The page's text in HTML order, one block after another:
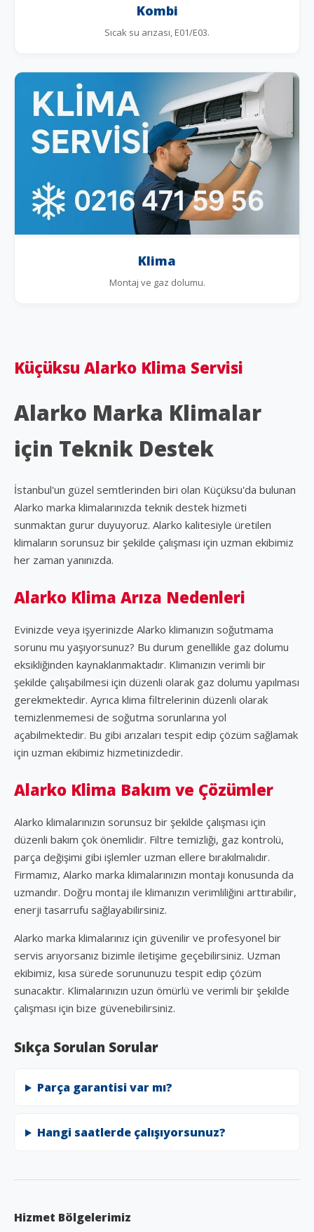
Kombi
Sıcak su arızası, E01/E03.
Klima
Montaj ve gaz dolumu.
Küçüksu Alarko Klima Servisi
Alarko Marka Klimalar
için Teknik Destek
İstanbul'un güzel semtlerinden biri olan Küçüksu'da bulunan
Alarko marka klimalarınızda teknik destek hizmeti
sunmaktan gurur duyuyoruz. Alarko kalitesiyle üretilen
klimaların sorunsuz bir şekilde çalışması için uzman ekibimiz
her zaman yanınızda.
Alarko Klima Arıza Nedenleri
Evinizde veya işyerinizde Alarko klimanızın soğutmama
sorunu mu yaşıyorsunuz? Bu durum genellikle gaz dolumu
eksikliğinden kaynaklanmaktadır. Klimanızın verimli bir
şekilde çalışabilmesi için düzenli olarak gaz dolumu yapılması
gerekmektedir. Ayrıca klima filtrelerinin düzenli olarak
temizlenmemesi de soğutma sorunlarına yol
açabilmektedir. Bu gibi arızaları tespit edip çözüm sağlamak
için uzman ekibimiz hizmetinizdedir.
Alarko Klima Bakım ve Çözümler
Alarko klimalarınızın sorunsuz bir şekilde çalışması için
düzenli bakım çok önemlidir. Filtre temizliği, gaz kontrolü,
parça değişimi gibi işlemler uzman ellere bırakılmalıdır.
Firmamız, Alarko marka klimalarınızın montajı konusunda da
uzmandır. Doğru montaj ile klimanızın verimliliğini arttırabilir,
enerji tasarrufu sağlayabilirsiniz.
Alarko marka klimalarınız için güvenilir ve profesyonel bir
servis arıyorsanız bizimle iletişime geçebilirsiniz. Uzman
ekibimiz, kısa sürede sorununuzu tespit edip çözüm
sunacaktır. Klimalarınızın uzun ömürlü ve verimli bir şekilde
çalışması için bize güvenebilirsiniz.
Sıkça Sorulan Sorular
Parça garantisi var mı?
Hangi saatlerde çalışıyorsunuz?
Hizmet Bölgelerimiz